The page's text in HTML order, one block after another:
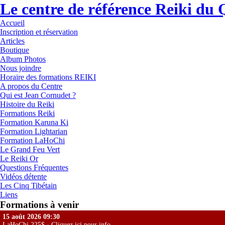
Le centre de référence Reiki du
Accueil
Inscription et réservation
Articles
Boutique
Album Photos
Nous joindre
Horaire des formations REIKI
A propos du Centre
Qui est Jean Cornudet ?
Histoire du Reiki
Formations Reiki
Formation Karuna Ki
Formation Lightarian
Formation LaHoChi
Le Grand Feu Vert
Le Reiki Or
Questions Fréquentes
Vidéos détente
Les Cinq Tibétain
Liens
Formations à venir
15 août 2026 09:30